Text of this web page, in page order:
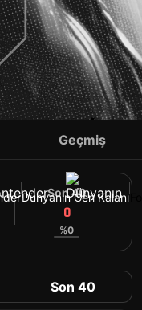
Dünyanın Geri Kalanı
Geçmiş
Son 40
0
%0
Son 40